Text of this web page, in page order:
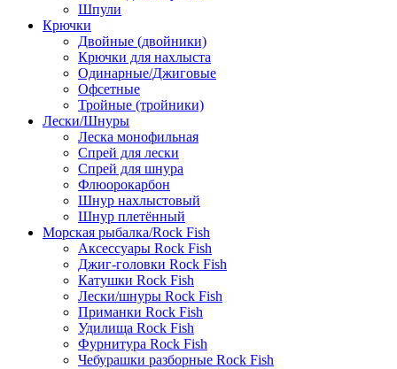
Шпули
Крючки
Двойные (двойники)
Крючки для нахлыста
Одинарные/Джиговые
Офсетные
Тройные (тройники)
Лески/Шнуры
Леска монофильная
Спрей для лески
Спрей для шнура
Флюорокарбон
Шнур нахлыстовый
Шнур плетённый
Морская рыбалка/Rock Fish
Аксессуары Rock Fish
Джиг-головки Rock Fish
Катушки Rock Fish
Лески/шнуры Rock Fish
Приманки Rock Fish
Удилища Rock Fish
Фурнитура Rock Fish
Чебурашки разборные Rock Fish